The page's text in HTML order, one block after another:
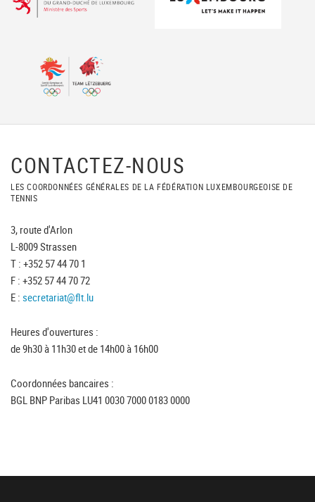
CONTACTEZ-NOUS
LES COORDONNÉES GÉNÉRALES DE LA FÉDÉRATION LUXEMBOURGEOISE DE
TENNIS
3, route d'Arlon
L-8009 Strassen
T : +352 57 44 70 1
F : +352 57 44 70 72
E : secretariat@flt.lu
Heures d'ouvertures :
de 9h30 à 11h30 et de 14h00 à 16h00
Coordonnées bancaires :
BGL BNP Paribas LU41 0030 7000 0183 0000